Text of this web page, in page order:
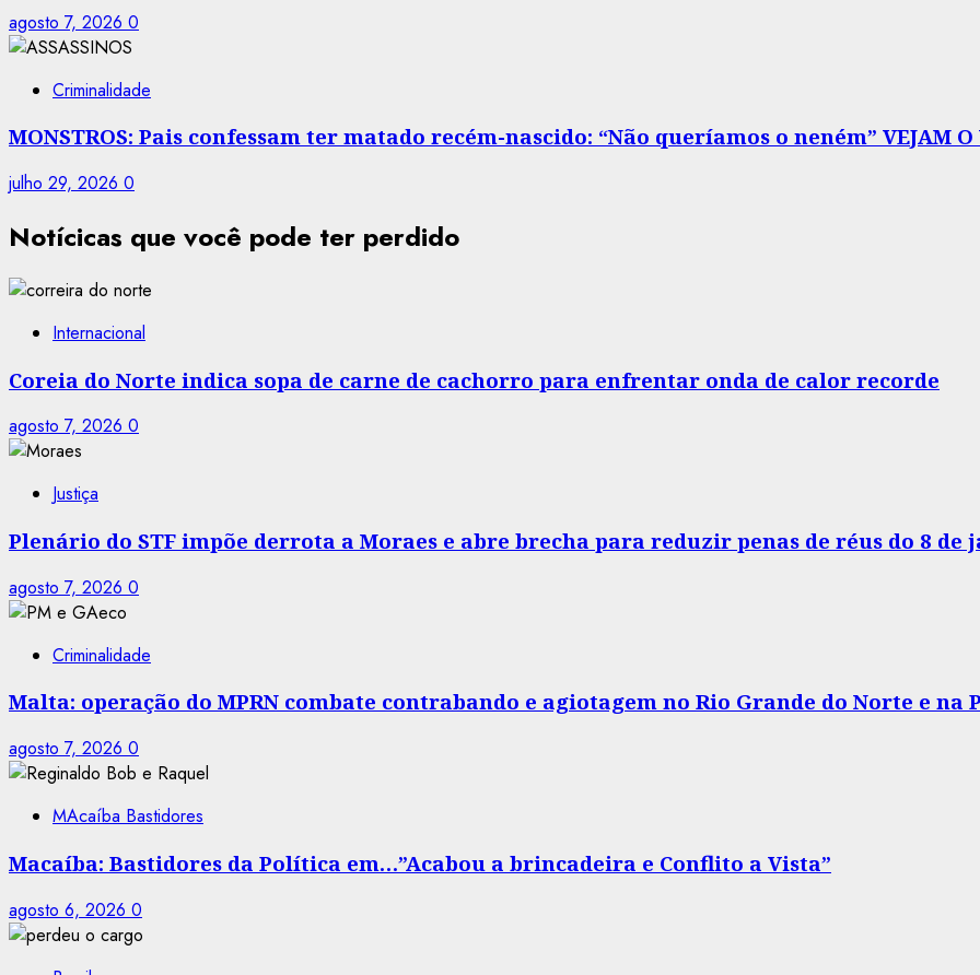
agosto 7, 2026 0
Criminalidade
MONSTROS: Pais confessam ter matado recém-nascido: “Não queríamos o neném” VEJAM O
julho 29, 2026 0
Notícicas que você pode ter perdido
Internacional
Coreia do Norte indica sopa de carne de cachorro para enfrentar onda de calor recorde
agosto 7, 2026 0
Justiça
Plenário do STF impõe derrota a Moraes e abre brecha para reduzir penas de réus do 8 de
agosto 7, 2026 0
Criminalidade
Malta: operação do MPRN combate contrabando e agiotagem no Rio Grande do Norte e na
agosto 7, 2026 0
MAcaíba Bastidores
Macaíba: Bastidores da Política em…”Acabou a brincadeira e Conflito a Vista”
agosto 6, 2026 0